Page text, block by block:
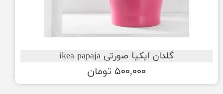
گلدان ایکیا صورتی ikea papaja
۵۰۰,۰۰۰ تومان